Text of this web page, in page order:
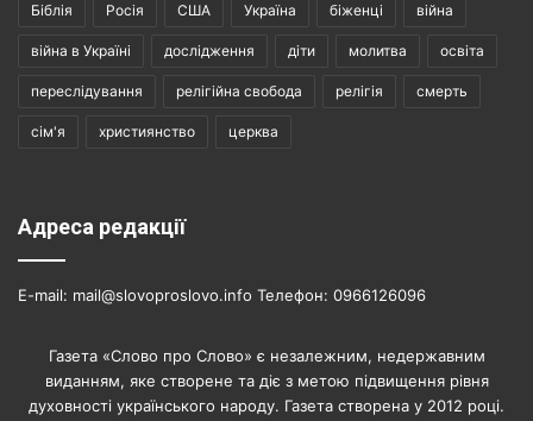
Біблія Росія США Україна біженці війна
війна в Україні дослідження діти молитва освіта
переслідування релігійна свобода релігія смерть
сім'я християнство церква
Адреса редакції
E-mail: mail@slovoproslovo.info Телефон: 0966126096
Газета «Слово про Слово» є незалежним, недержавним
виданням, яке створене та діє з метою підвищення рівня
духовності українського народу. Газета створена у 2012 році.